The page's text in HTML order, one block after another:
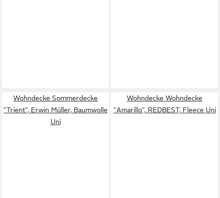
Wohndecke Sommerdecke
"Trient", Erwin Müller, Baumwolle
Uni
Wohndecke Wohndecke
"Amarillo", REDBEST, Fleece Uni